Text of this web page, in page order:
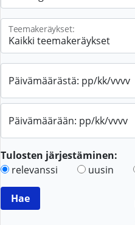
Teemakeräykset:
Päivämäärästä: pp/kk/vvvv
Päivämäärään: pp/kk/vvvv
Tulosten järjestäminen:
relevanssi
uusin